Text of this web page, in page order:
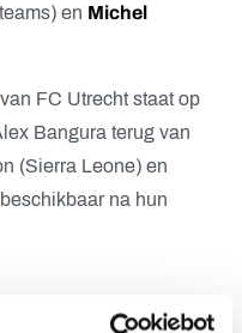
en Michel
van FC Utrecht staat op
Bangura terug van
(Sierra Leone) en
na hun